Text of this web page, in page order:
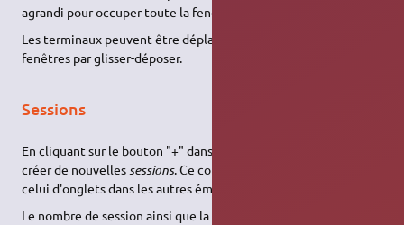
agrandi pour occuper toute la fenêtre.
Les terminaux peuvent être déplacées dans de nouvelles
fenêtres par glisser-déposer.
Sessions
En cliquant sur le bouton "+" dans l'headerbar, il est possible de
créer de nouvellessessions. Ce concept se rapproche un peu de
celui d'onglets dans les autres émulateurs de terminal.
Le nombre de session ainsi que la session en cours est visible